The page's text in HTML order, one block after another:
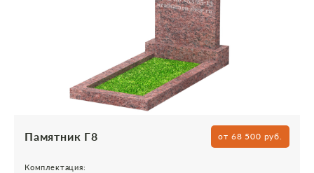
Памятник Г8 от 68 500 руб.
Комплектация: